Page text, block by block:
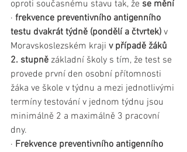
oproti současnému stavu tak, že se mění
· frekvence preventivního antigenního
testu dvakrát týdně (pondělí a čtvrtek) v
Moravskoslezském kraji v případě žáků
2. stupně základní školy s tím, že test se
provede první den osobní přítomnosti
žáka ve škole v týdnu a mezi jednotlivými
termíny testování v jednom týdnu jsou
minimálně 2 a maximálně 3 pracovní
dny.
· Frekvence preventivního antigenního